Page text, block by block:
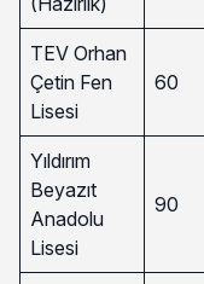
TEV Orhan
Çetin Fen
Lisesi
60
Yıldırım
Beyazıt
Anadolu
Lisesi
90